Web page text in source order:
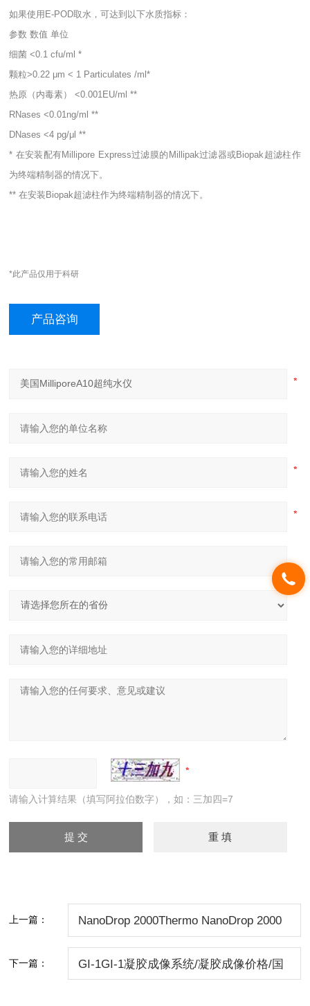
如果使用E-POD取水，可达到以下水质指标：
参数 数值 单位
细菌 <0.1 cfu/ml *
颗粒>0.22 μm < 1 Particulates /ml*
热原（内毒素） <0.001EU/ml **
RNases <0.01ng/ml **
DNases <4 pg/μl **
* 在安装配有Millipore Express过滤膜的Millipak过滤器或Biopak超滤柱作
为终端精制器的情况下。
** 在安装Biopak超滤柱作为终端精制器的情况下。
*此产品仅用于科研
产品咨询
请输入计算结果（填写阿拉伯数字），如：三加四=7
上一篇： NanoDrop 2000Thermo NanoDrop 2000
下一篇： GI-1GI-1凝胶成像系统/凝胶成像价格/国